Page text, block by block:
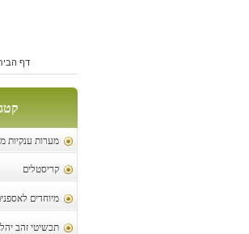
דף
מערות ענקיות
קריסטלים
מיוחדים
תכשיטי זהב